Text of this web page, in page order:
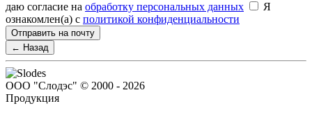
даю согласие на обработку персональных данных
Я
ознакомлен(а) с политикой конфиденциальности
Отправить на почту
← Назад
ООО "Слодэс" © 2000 - 2026
Продукция